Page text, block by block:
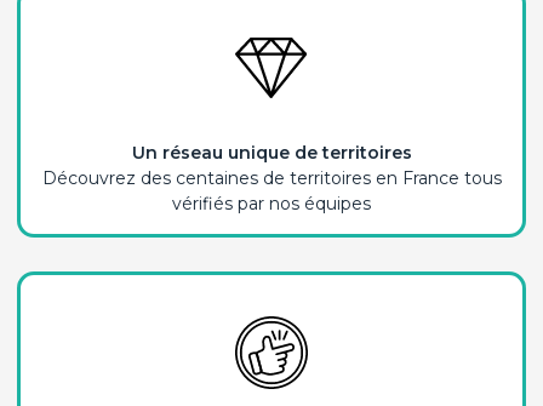
Un réseau unique de territoires
Découvrez des centaines de territoires en France tous
vérifiés par nos équipes